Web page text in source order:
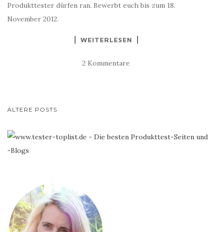
Produkttester dürfen ran. Bewerbt euch bis zum 18.
November 2012.
WEITERLESEN
2 Kommentare
BEITRAGS-
ÄLTERE POSTS